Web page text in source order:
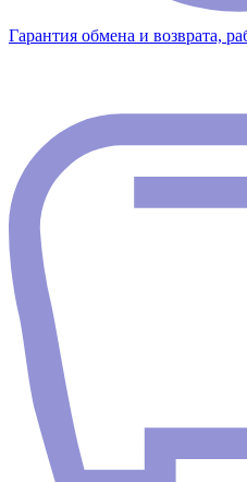
Гарантия обмена и возврата,